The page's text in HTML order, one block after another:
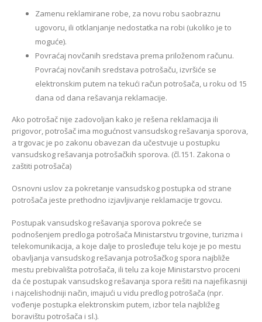
Zamenu reklamirane robe, za novu robu saobraznu
ugovoru, ili otklanjanje nedostatka na robi (ukoliko je to
moguće).
Povraćaj novčanih sredstava prema priloženom računu.
Povraćaj novčanih sredstava potrošaču, izvršiće se
elektronskim putem na tekući račun potrošača, u roku od 15
dana od dana rešavanja reklamacije.
Ako potrošač nije zadovoljan kako je rešena reklamacija ili
prigovor, potrošač ima mogućnost vansudskog rešavanja sporova,
a trgovac je po zakonu obavezan da učestvuje u postupku
vansudskog rešavanja potrošačkih sporova. (čl.151. Zakona o
zaštiti potrošača)
Osnovni uslov za pokretanje vansudskog postupka od strane
potrošača jeste prethodno izjavljivanje reklamacije trgovcu.
Postupak vansudskog rešavanja sporova pokreće se
podnošenjem predloga potrošača Ministarstvu trgovine, turizma i
telekomunikacija, a koje dalje to prosleđuje telu koje je po mestu
obavljanja vansudskog rešavanja potrošačkog spora najbliže
mestu prebivališta potrošača, ili telu za koje Ministarstvo proceni
da će postupak vansudskog rešavanja spora rešiti na najefikasniji
i najcelishodniji način, imajući u vidu predlog potrošača (npr.
vođenje postupka elektronskim putem, izbor tela najbližeg
boravištu potrošača i sl.).